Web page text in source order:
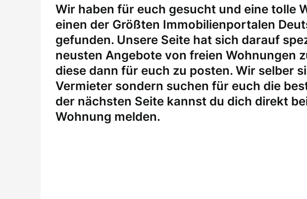
Wir haben für euch gesucht und eine tolle
einen der Größten Immobilienportalen
gefunden. Unsere Seite hat sich darauf
neusten Angebote von freien Wohnungen
diese dann für euch zu posten. Wir selber
Vermieter sondern suchen für euch die
der nächsten Seite kannst du dich direkt
Wohnung melden.